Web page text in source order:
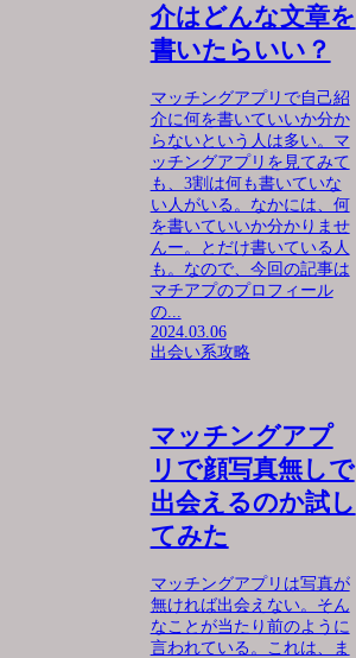
介はどんな文章を
書いたらいい？
マッチングアプリで自己紹
介に何を書いていいか分か
らないという人は多い。マ
ッチングアプリを見てみて
も、3割は何も書いていな
い人がいる。なかには、何
を書いていいか分かりませ
んー。とだけ書いている人
も。なので、今回の記事は
マチアプのプロフィール
の...
2024.03.06
出会い系攻略
マッチングアプ
リで顔写真無しで
出会えるのか試し
てみた
マッチングアプリは写真が
無ければ出会えない。そん
なことが当たり前のように
言われている。これは、ま